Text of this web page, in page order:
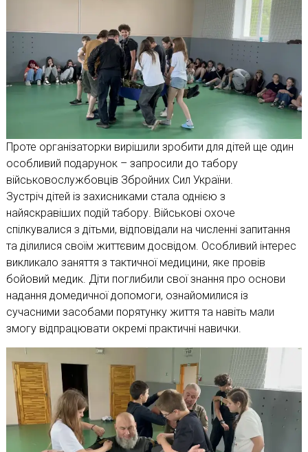
Проте організаторки вирішили зробити для дітей ще один
особливий подарунок – запросили до табору
військовослужбовців Збройних Сил України.
Зустріч дітей із захисниками стала однією з
найяскравіших подій табору. Військові охоче
спілкувалися з дітьми, відповідали на численні запитання
та ділилися своїм життєвим досвідом. Особливий інтерес
викликало заняття з тактичної медицини, яке провів
бойовий медик. Діти поглибили свої знання про основи
надання домедичної допомоги, ознайомилися із
сучасними засобами порятунку життя та навіть мали
змогу відпрацювати окремі практичні навички.